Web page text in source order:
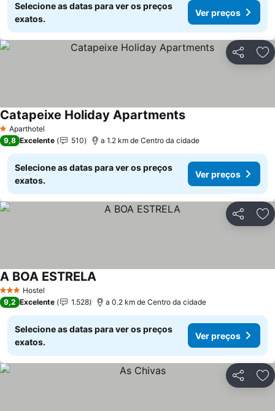
Selecione as datas para ver os preços
exatos.
Ver preços
Partilhar
1 Estrelas
Aparthotel
Catapeixe Holiday ApartmentsVer preços
9,8 Excelente 510 a 1.2 km de Centro da cidade
Selecione as datas para ver os preços
exatos.
Ver preços
Partilhar
3 EstrelasHostel
A BOA ESTRELAVer preços
9,2 Excelente 1.528 a 0.2 km de Centro da cidade
Selecione as datas para ver os preços
exatos.
Ver preços
Partilhar